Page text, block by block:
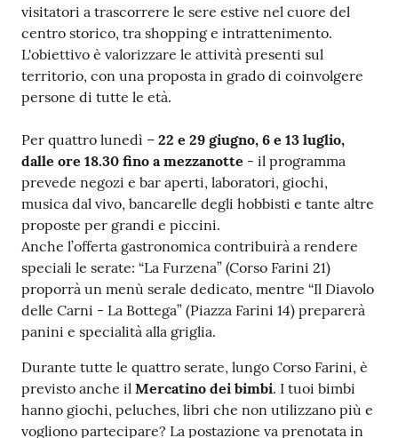
visitatori a trascorrere le sere estive nel cuore del
centro storico, tra shopping e intrattenimento.
L'obiettivo è valorizzare le attività presenti sul
territorio, con una proposta in grado di coinvolgere
persone di tutte le età.
Per quattro lunedì – 22 e 29 giugno, 6 e 13 luglio,
dalle ore 18.30 fino a mezzanotte - il programma
prevede negozi e bar aperti, laboratori, giochi,
musica dal vivo, bancarelle degli hobbisti e tante altre
proposte per grandi e piccini.
Anche l’offerta gastronomica contribuirà a rendere
speciali le serate: “La Furzena” (Corso Farini 21)
proporrà un menù serale dedicato, mentre “Il Diavolo
delle Carni - La Bottega” (Piazza Farini 14) preparerà
panini e specialità alla griglia.
Durante tutte le quattro serate, lungo Corso Farini, è
previsto anche il Mercatino dei bimbi. I tuoi bimbi
hanno giochi, peluches, libri che non utilizzano più e
vogliono partecipare? La postazione va prenotata in